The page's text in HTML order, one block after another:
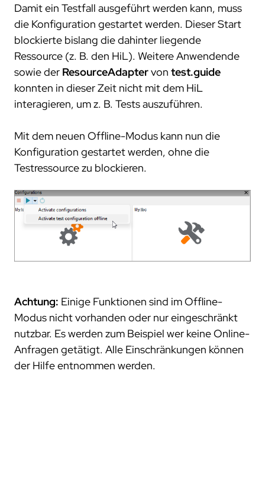
Damit ein Testfall ausgeführt werden kann, muss
die Konfiguration gestartet werden. Dieser Start
blockierte bislang die dahinter liegende
Ressource (z. B. den HiL). Weitere Anwendende
sowie der ResourceAdaptervon test.guide
konnten in dieser Zeit nicht mit dem HiL
interagieren, um z. B. Tests auszuführen.
Mit dem neuen Offline-Modus kann nun die
Konfiguration gestartet werden, ohne die
Testressource zu blockieren.
Achtung: Einige Funktionen sind im Offline-
Modus nicht vorhanden oder nur eingeschränkt
nutzbar. Es werden zum Beispiel wer keine Online-
Anfragen getätigt. Alle Einschränkungen können
der Hilfe entnommen werden.